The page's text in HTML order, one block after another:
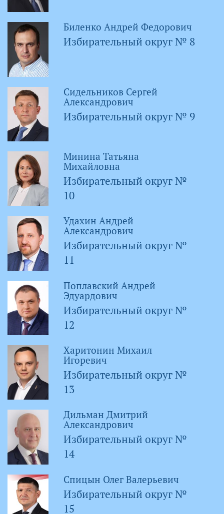
Биленко Андрей Федорович
Избирательный округ № 8
Сидельников Сергей
Александрович
Избирательный округ № 9
Минина Татьяна
Михайловна
Избирательный округ №
10
Удахин Андрей
Александрович
Избирательный округ №
11
Поплавский Андрей
Эдуардович
Избирательный округ №
12
Харитонин Михаил
Игоревич
Избирательный округ №
13
Дильман Дмитрий
Александрович
Избирательный округ №
14
Спицын Олег Валерьевич
Избирательный округ №
15